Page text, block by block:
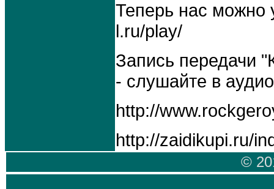
Теперь нас можно
l.ru/play/
Запись передачи
- слушайте в
http://
http://zaidikupi.ru/
©